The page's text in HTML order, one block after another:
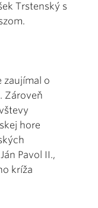
Trstenský s
zaujímal o
Zároveň
hore
Pavol II.,
kríža